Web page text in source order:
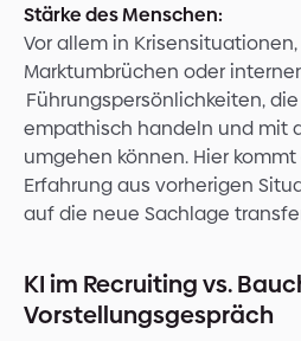
Stärke des Menschen:
Vor allem in
Marktumbrüchen oder
Führungspersönlichkeiten,
empathisch handeln und mit
umgehen können. Hier
Erfahrung aus vorherigen
auf die neue Sachlage
KI im Recruiting vs.
Vorstellungsgespräch